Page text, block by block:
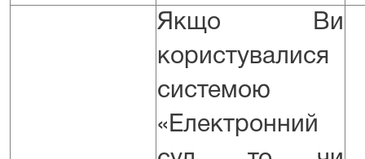
Якщо Ви
користувалися
системою
«Електронний